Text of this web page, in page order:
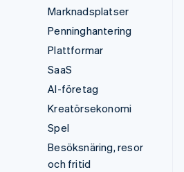
Marknadsplatser
Penninghantering
Plattformar
SaaS
AI-företag
Kreatörsekonomi
Spel
Besöksnäring, resor
och fritid